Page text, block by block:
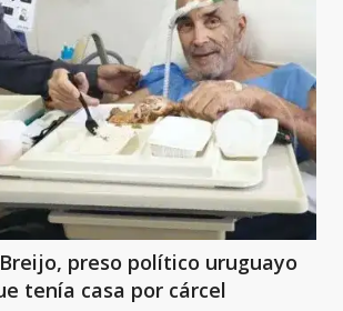
preso político uruguayo
tenía casa por cárcel